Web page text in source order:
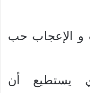
و الإعجاب حب
يستطيع أن